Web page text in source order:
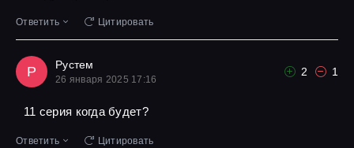
Ответить Цитировать
Р Рустем
26 января 2025 17:16
2 1
11 серия когда будет?
Ответить Цитировать